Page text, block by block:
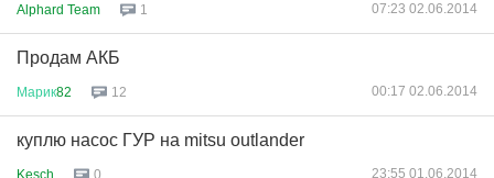
Alphard Team 1 07:23 02.06.2014
Продам АКБ
Марик82 12 00:17 02.06.2014
куплю насос ГУР на mitsu outlander
Kesch 0 23:55 01.06.2014